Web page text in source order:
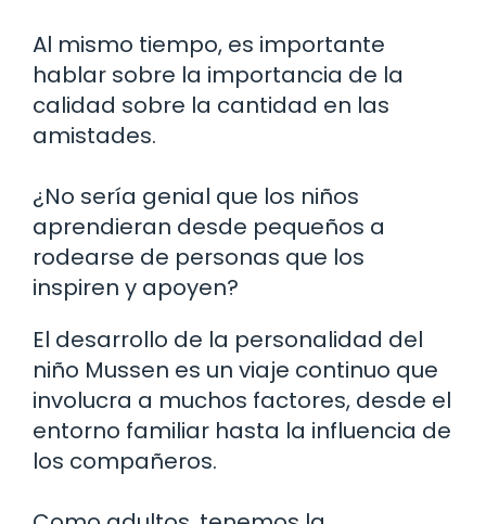
Al mismo tiempo, es importante
hablar sobre la importancia de la
calidad sobre la cantidad en las
amistades.
¿No sería genial que los niños
aprendieran desde pequeños a
rodearse de personas que los
inspiren y apoyen?
El desarrollo de la personalidad del
niño Mussen es un viaje continuo que
involucra a muchos factores, desde el
entorno familiar hasta la influencia de
los compañeros.